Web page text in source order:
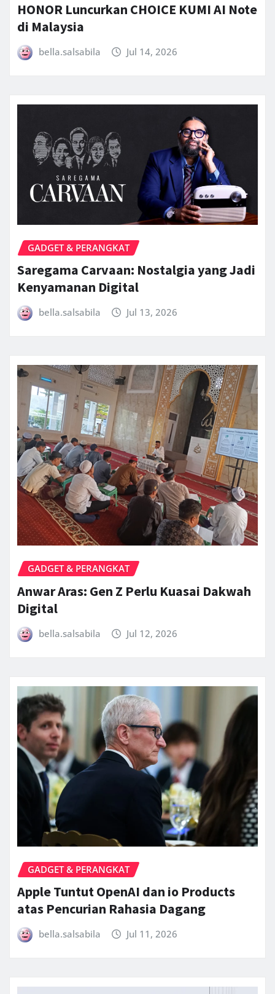
HONOR Luncurkan CHOICE KUMI AI Note
di Malaysia
bella.salsabila Jul 14, 2026
GADGET & PERANGKAT
Saregama Carvaan: Nostalgia yang Jadi
Kenyamanan Digital
bella.salsabila Jul 13, 2026
GADGET & PERANGKAT
Anwar Aras: Gen Z Perlu Kuasai Dakwah
Digital
bella.salsabila Jul 12, 2026
GADGET & PERANGKAT
Apple Tuntut OpenAI dan io Products
atas Pencurian Rahasia Dagang
bella.salsabila Jul 11, 2026